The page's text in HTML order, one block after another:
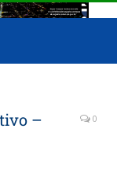
–
0